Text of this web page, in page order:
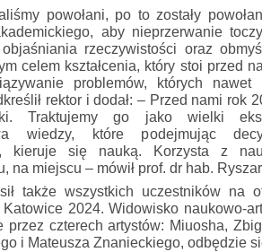
powołani, po to zostały
aby nieprzerwanie
rzeczywistości oraz
celem kształcenia, który stoi przed
problemów, których nawet
rektor i dodał: – Przed nami rok
Traktujemy go jako wielki
wiedzy, które podejmując
kieruje się nauką. Korzysta z
na miejscu – mówił prof. dr hab.
także wszystkich uczestników na
2024. Widowisko naukowo-
przez czterech artystów: Miuosha,
i Mateusza Znanieckiego, odbędzie